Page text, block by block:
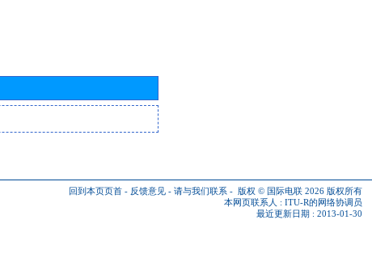
回到本页页首 - 反馈意见 - 请与我们联系 - 版权 © 国际电联 2026 版权所有
本网页联系人 : ITU-R的网络协调员
最近更新日期 : 2013-01-30